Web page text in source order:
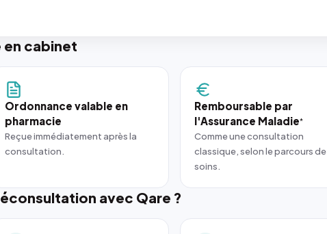
cabinet
Ordonnance valable en
pharmacie
Reçue immédiatement après la
consultation.
Remboursable par
l'Assurance Maladie*
Comme une consultation
classique, selon le parcours de
soins.
avec Qare ?